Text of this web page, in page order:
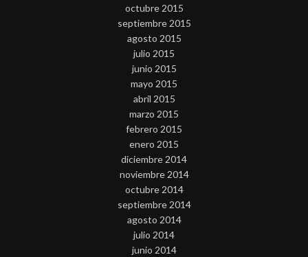
octubre 2015
septiembre 2015
agosto 2015
julio 2015
junio 2015
mayo 2015
abril 2015
marzo 2015
febrero 2015
enero 2015
diciembre 2014
noviembre 2014
octubre 2014
septiembre 2014
agosto 2014
julio 2014
junio 2014